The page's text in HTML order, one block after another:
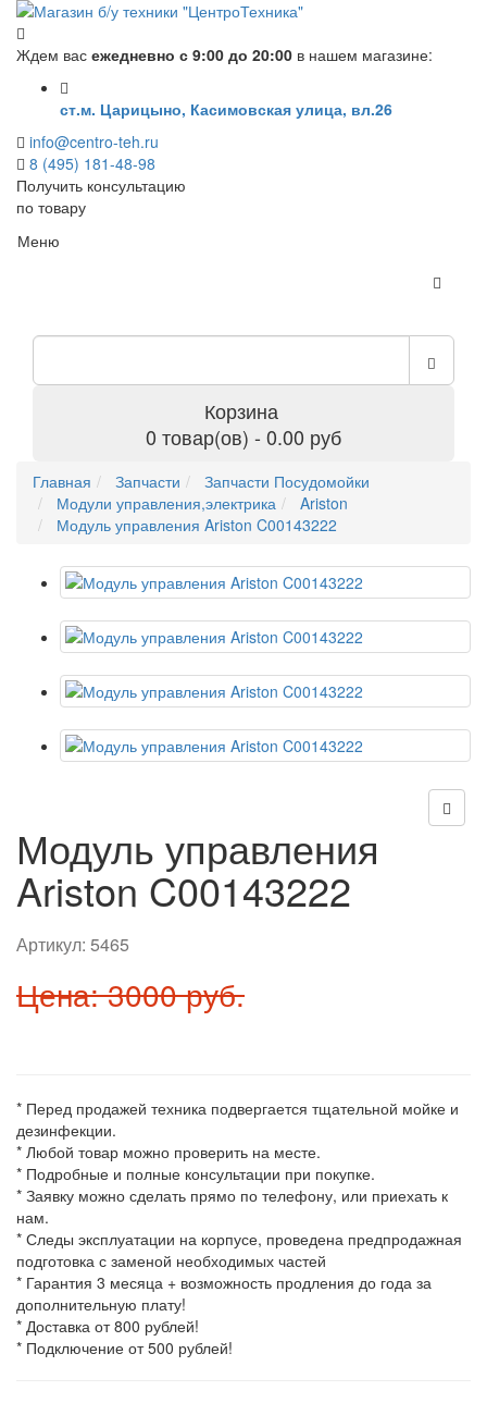
Ждем вас ежедневно с 9:00 до 20:00 в нашем магазине:
ст.м. Царицыно, Касимовская улица, вл.26
info@centro-teh.ru
8 (495) 181-48-98
Получить консультацию
по товару
Меню
Корзина
0 товар(ов) - 0.00 руб
Главная Запчасти
Запчасти Посудомойки
Модули управления,электрика
Ariston
Модуль управления Ariston C00143222
Модуль управления
Ariston C00143222
Артикул: 5465
Цена: 3000 руб.
* Перед продажей техника подвергается тщательной мойке и
дезинфекции.
* Любой товар можно проверить на месте.
* Подробные и полные консультации при покупке.
* Заявку можно сделать прямо по телефону, или приехать к
нам.
* Следы эксплуатации на корпусе, проведена предпродажная
подготовка с заменой необходимых частей
* Гарантия 3 месяца + возможность продления до года за
дополнительную плату!
* Доставка от 800 рублей!
* Подключение от 500 рублей!